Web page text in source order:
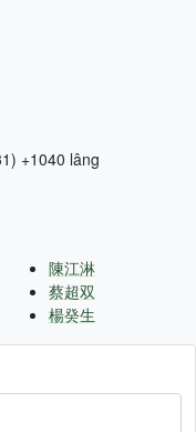
+1040 lâng
陳江淋
蔡超双
楊癸生